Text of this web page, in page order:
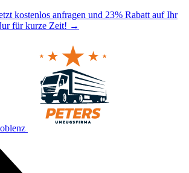
kostenlos anfragen und 23% Rabatt auf Ihr
für kurze Zeit! →